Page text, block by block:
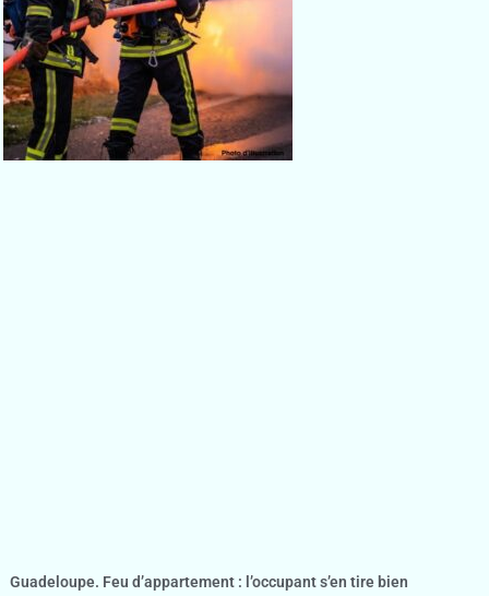
Guadeloupe. Feu d’appartement : l’occupant s’en tire bien